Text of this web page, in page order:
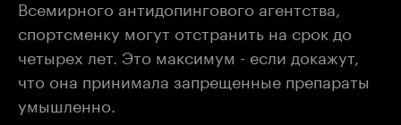
Всемирного антидопингового агентства,
спортсменку могут отстранить на срок до
четырех лет. Это максимум - если докажут,
что она принимала запрещенные препараты
умышленно.